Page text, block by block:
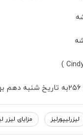
لیزرلیپورلیز مزایای لیزر